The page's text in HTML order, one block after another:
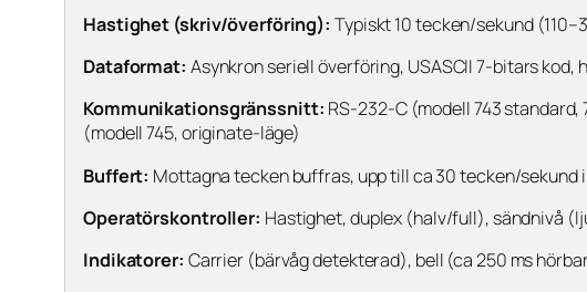
Hastighet (skriv/överföring): Typiskt 10 tecken/sekund
Dataformat: Asynkron seriell överföring, USASCII 7-bitars
Kommunikationsgränssnitt: RS-232-C (modell 743
(modell 745, originate-läge)
Buffert: Mottagna tecken buffras, upp till ca 30 tecken/sekund
Operatörskontroller: Hastighet, duplex (halv/full), sändnivå
Indikatorer: Carrier (bärvåg detekterad), bell (ca 250 ms